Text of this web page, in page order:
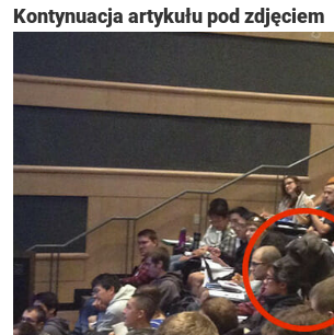
Kontynuacja artykułu pod zdjęciem